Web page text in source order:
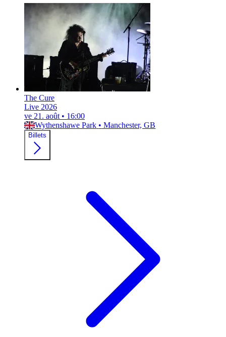
The Cure
Live 2026
ve 21. août • 16:00
Wythenshawe Park • Manchester, GB
Billets